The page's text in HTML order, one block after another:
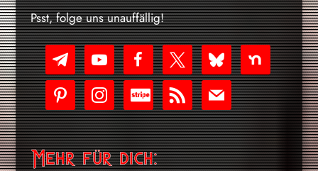
Psst, folge uns unauffällig!
telegramyoutube-
play
facebookx blueskynextdoor
pinterestinstagram
cc-
stripe
rss mail
Mehr für dich: